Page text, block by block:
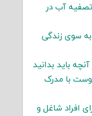
آب در
به سوی زندگی
باید بدانید
با مدرک
افراد شاغل و